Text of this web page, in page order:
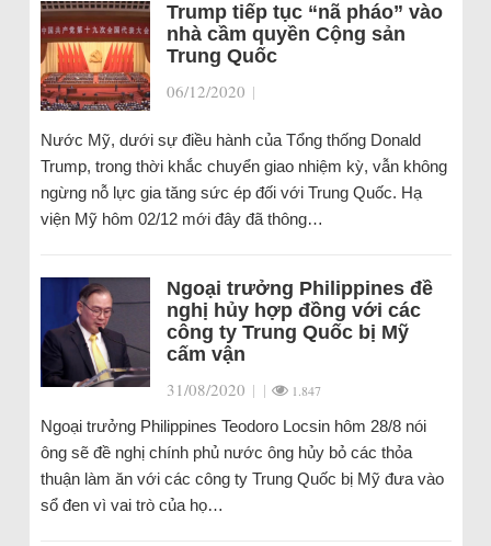
Trump tiếp tục “nã pháo” vào
nhà cầm quyền Cộng sản
Trung Quốc
06/12/2020 |
Nước Mỹ, dưới sự điều hành của Tổng thống Donald
Trump, trong thời khắc chuyển giao nhiệm kỳ, vẫn không
ngừng nỗ lực gia tăng sức ép đối với Trung Quốc. Hạ
viện Mỹ hôm 02/12 mới đây đã thông…
Ngoại trưởng Philippines đề
nghị hủy hợp đồng với các
công ty Trung Quốc bị Mỹ
cấm vận
31/08/2020 | | 1.847
Ngoại trưởng Philippines Teodoro Locsin hôm 28/8 nói
ông sẽ đề nghị chính phủ nước ông hủy bỏ các thỏa
thuận làm ăn với các công ty Trung Quốc bị Mỹ đưa vào
sổ đen vì vai trò của họ…